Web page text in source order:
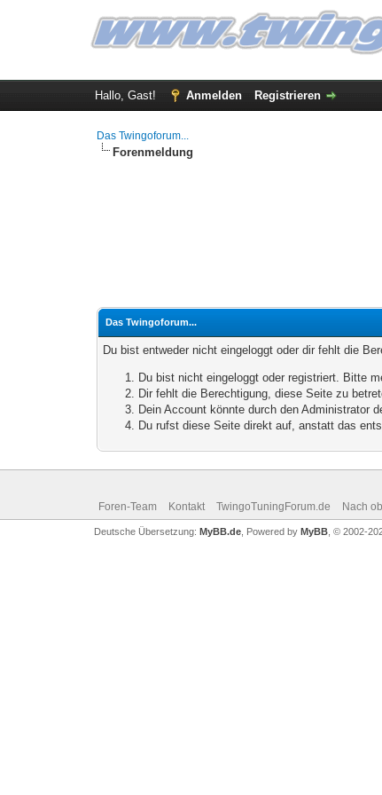
Hallo, Gast! Anmelden Registrieren
Das Twingoforum...
Forenmeldung
Das Twingoforum...
Du bist entweder nicht eingeloggt oder dir fehlt die
Du bist nicht eingeloggt oder registriert. Bitte
Dir fehlt die Berechtigung, diese Seite zu
Dein Account könnte durch den Administrator
Du rufst diese Seite direkt auf, anstatt das
Foren-Team Kontakt TwingoTuningForum.de Nach
Deutsche Übersetzung: MyBB.de, Powered by MyBB, © 2002-